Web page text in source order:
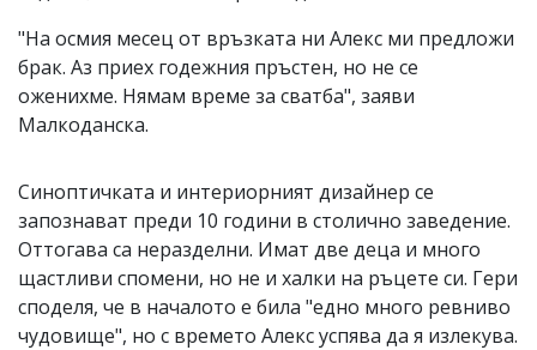
коментар,
моля
сигнализирайте
ни!
"На осмия месец от връзката ни Алекс ми предложи
брак. Аз приех годежния пръстен, но не се
оженихме. Нямам време за сватба", заяви
Малкоданска.
Синоптичката и интериорният дизайнер се
запознават преди 10 години в столично заведение.
Оттогава са неразделни. Имат две деца и много
щастливи спомени, но не и халки на ръцете си. Гери
споделя, че в началото е била "едно много ревниво
чудовище", но с времето Алекс успява да я излекува.